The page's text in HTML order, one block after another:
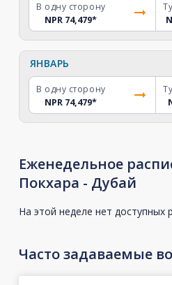
В одну сторону
NPR 74,479*
ЯНВАРЬ
В одну сторону
NPR 74,479*
Еженедельное
Покхара - Дубай
На этой неделе нет доступных
Часто задаваемые